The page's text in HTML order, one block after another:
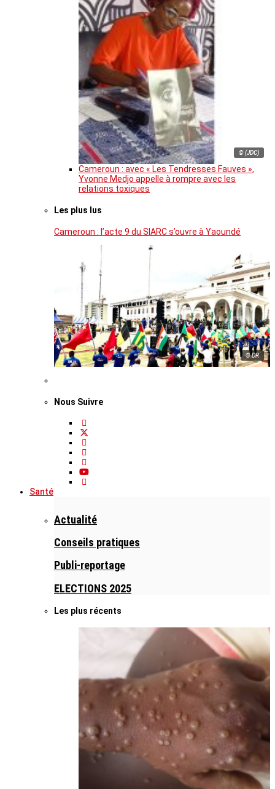
© (JDC)
Cameroun : avec « Les Tendresses Fauves »,
Yvonne Medjo appelle à rompre avec les
relations toxiques
Les plus lus
Cameroun : l’acte 9 du SIARC s’ouvre à Yaoundé
© DR
Nous Suivre
Santé
Actualité
Conseils pratiques
Publi-reportage
ELECTIONS 2025
Les plus récents